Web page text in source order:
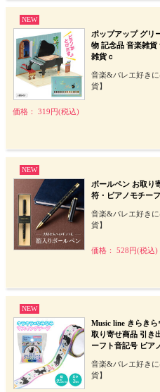
NEW
ポップアップ グリ
物 記念品 音楽雑貨
雑貨ｃ
音楽&バレエ好き
貨】
価格： 319円(税込)
NEW
ボールペン お取り
符・ピアノモチー
音楽&バレエ好き
貨】
価格： 528円(税込)
NEW
Music line きらき
取り寄せ商品 引き
ーフト音記号 ピア
音楽&バレエ好き
貨】